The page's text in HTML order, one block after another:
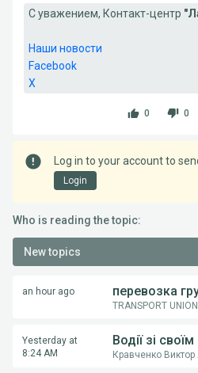
С уважением, Контакт-центр
Наши новости
Facebook
X
0 0
Log in to your account to
Login
Who is reading the topic:
New topics
an hour ago
TRANSPORT
Yesterday at
8:24 AM
Водії зі
Кравченко